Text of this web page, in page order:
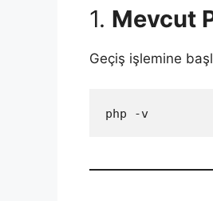
1. Mevcut
Geçiş işlemine
php -v